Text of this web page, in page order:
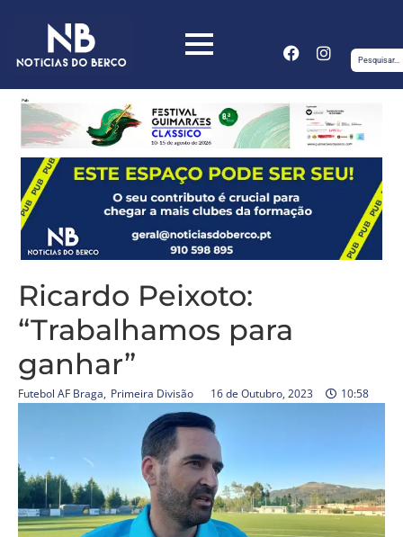
Ricardo Peixoto:
“Trabalhamos para
ganhar”
Futebol AF Braga, Primeira Divisão 16 de Outubro, 2023 10:58